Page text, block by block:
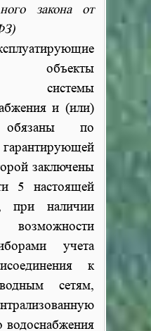
закона от
объекты
системы
и (или)
обязаны по
заключены
5 настоящей
при наличии
учета
к
сетям,
водоснабжения